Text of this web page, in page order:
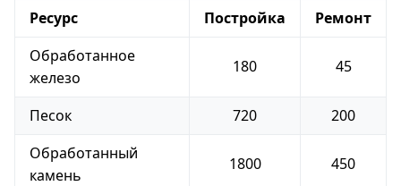
Ресурс Постройка
Ремонт
Обработанное
железо
180 45
Песок 720
200
Обработанный
камень
1800 450